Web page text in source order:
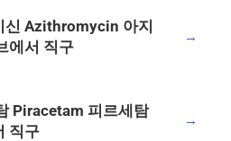
신 Azithromycin 아지
에서 직구
→
Piracetam 피르세탐
직구
→